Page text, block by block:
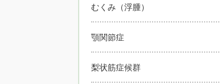
むくみ（浮腫）
顎関節症
梨状筋症候群